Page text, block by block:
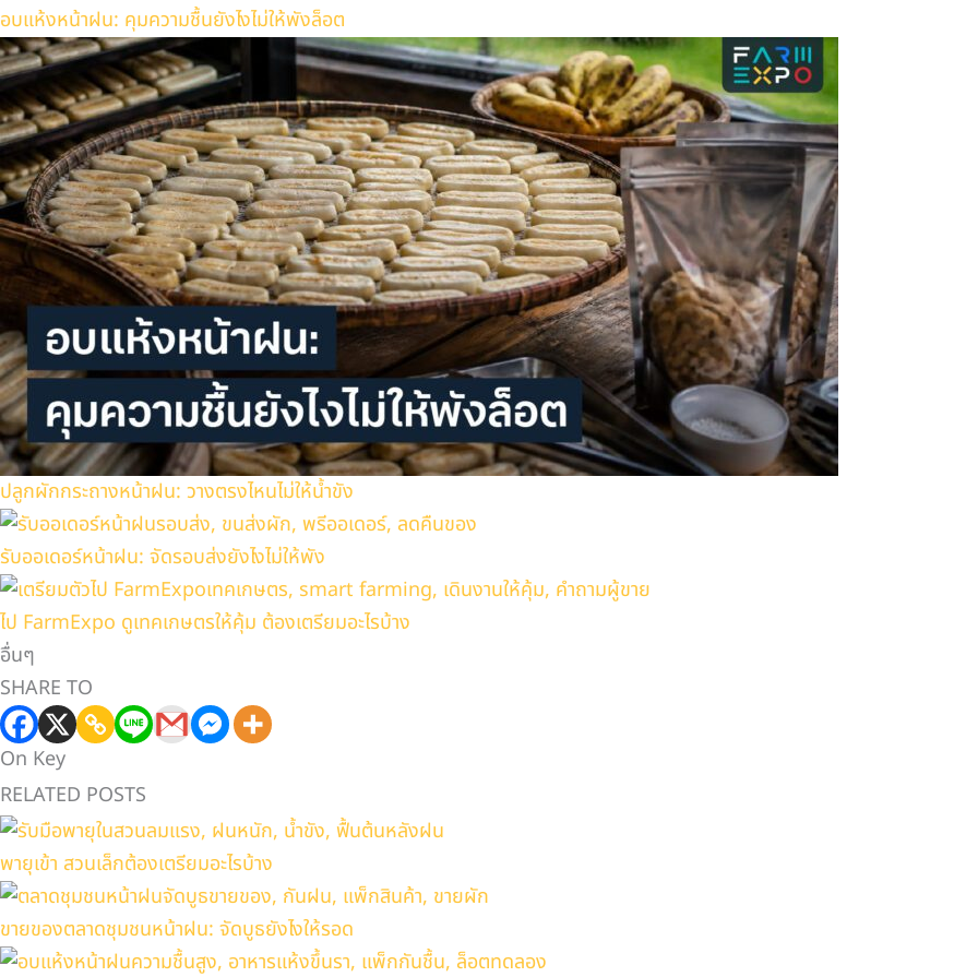
อบแห้งหน้าฝน: คุมความชื้นยังไงไม่ให้พังล็อต
ปลูกผักกระถางหน้าฝน: วางตรงไหนไม่ให้น้ำขัง
รับออเดอร์หน้าฝน: จัดรอบส่งยังไงไม่ให้พัง
ไป FarmExpo ดูเทคเกษตรให้คุ้ม ต้องเตรียมอะไรบ้าง
อื่นๆ
SHARE TO
On Key
RELATED POSTS
พายุเข้า สวนเล็กต้องเตรียมอะไรบ้าง
ขายของตลาดชุมชนหน้าฝน: จัดบูธยังไงให้รอด